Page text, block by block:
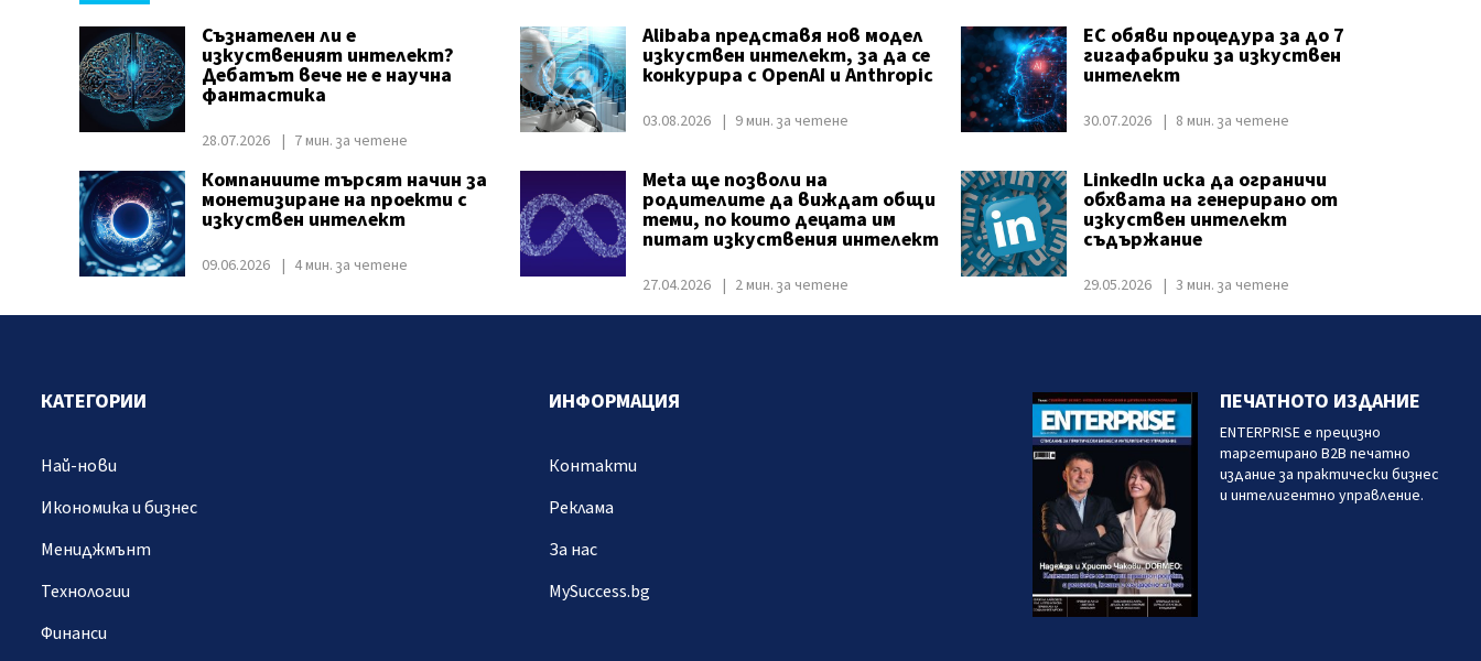
Съзнателен ли е
изкуственият интелект?
Дебатът вече не е научна
фантастика
28.07.2026 7 мин. за четене
Alibaba представя нов модел
изкуствен интелект, за да се
конкурира с OpenAI и Anthropic
03.08.2026 9 мин. за четене
ЕС обяви процедура за до 7
гигафабрики за изкуствен
интелект
30.07.2026 8 мин. за четене
Компаниите търсят начин за
монетизиране на проекти с
изкуствен интелект
09.06.2026 4 мин. за четене
Meta ще позволи на
родителите да виждат общи
теми, по които децата им
питат изкуствения интелект
27.04.2026 2 мин. за четене
LinkedIn иска да ограничи
обхвата на генерирано от
изкуствен интелект
съдържание
29.05.2026 3 мин. за четене
КАТЕГОРИИ
Най-нови
Икономика и бизнес
Мениджмънт
Технологии
Финанси
ИНФОРМАЦИЯ
Контакти
Реклама
За нас
MySuccess.bg
ПЕЧАТНОТО ИЗДАНИЕ
ENTERPRISE е прецизно
таргетирано B2B печатно
издание за практически бизнес
и интелигентно управление.